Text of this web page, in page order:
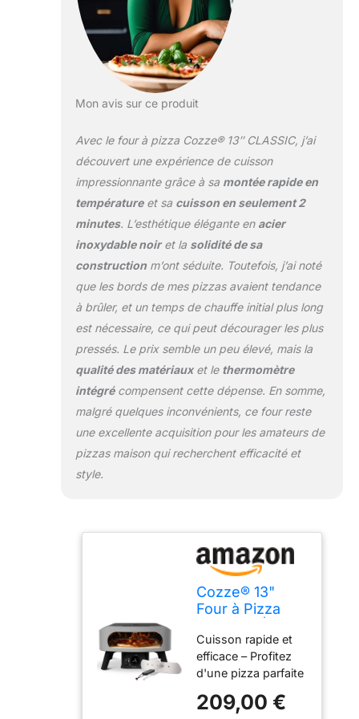
Extérieur en acier
traité anti-corrosion
avec revêtement
thermorésistant
pour une longévité
Allumage
contrôle précis –
Allumez votre four
en un clic et
température grâce
au thermomètre
intégré. Compact et
pratique – Format
optimisé (50 x 50 x
29,5 cm), idéal pour
une utilisation en
extérieur, sur une
terrasse ou un
Mon avis sur ce produit
Avec le four à pizza Cozze® 13″ CLASSIC, j’ai
découvert une expérience de cuisson
impressionnante grâce à sa montée rapide en
températureet sa cuisson en seulement 2
minutes. L’esthétique élégante en acier
inoxydable noiret la solidité de sa
constructionm’ont séduite. Toutefois, j’ai noté
que les bords de mes pizzas avaient tendance
à brûler, et un temps de chauffe initial plus long
est nécessaire, ce qui peut décourager les plus
pressés. Le prix semble un peu élevé, mais la
qualité des matériauxet le thermomètre
intégrécompensent cette dépense. En somme,
malgré quelques inconvénients, ce four reste
une excellente acquisition pour les amateurs de
pizzas maison qui recherchent efficacité et
style.
Cozze® 13"
Four à Pizza
30 mbar |
Pierre en
cordiérite
incluse |
Allumage
Cuisson rapide et
efficace – Profitez
d'une pizza parfaite
minutes grâce à un
209,00 €